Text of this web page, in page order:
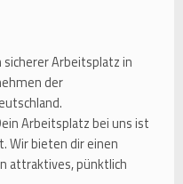
sicherer Arbeitsplatz in
der
Arbeitsplatz bei uns ist
Wir bieten dir einen
attraktives, pünktlich